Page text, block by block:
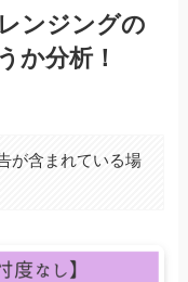
ンジングの
か分析！
が含まれている場